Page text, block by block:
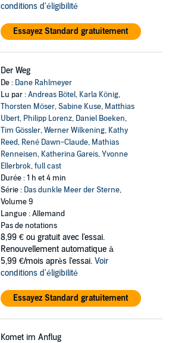
conditions d'éligibilité
Essayez Standard gratuitement
Der Weg
De : Dane Rahlmeyer
Lu par :Andreas Bötel, Karla König,
Thorsten Möser,Sabine Kuse, Matthias
Ubert, Philipp Lorenz, Daniel Boeken,
Tim Gössler,Werner Wilkening, Kathy
Reed, René Dawn-Claude, Mathias
Renneisen, Katherina Gareis,Yvonne
Ellerbrok,full cast
Durée : 1 h et 4 min
Série : Das dunkle Meer der Sterne,
Volume 9
Langue : Allemand
Pas de notations
8,99 € ou gratuit avec l'essai.
Renouvellement automatique à
5,99 €/mois après l'essai. Voir
conditions d'éligibilité
Essayez Standard gratuitement
Komet im Anflug